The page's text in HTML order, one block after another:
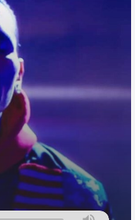
اشتراک
کپی
لینک